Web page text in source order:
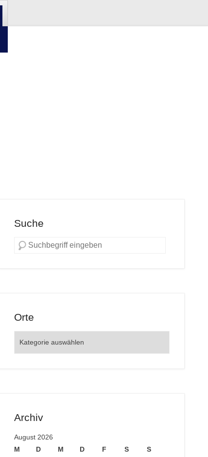
Suche
Orte
Archiv
August 2026
M
D M D F S
S